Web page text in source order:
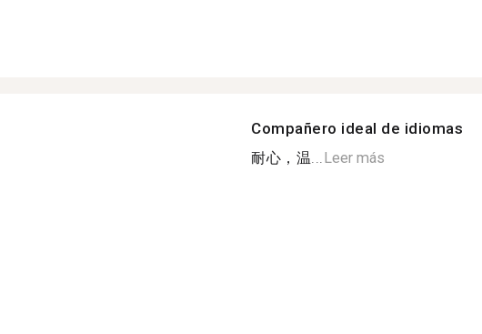
Compañero ideal de idiomas
耐心，温...Leer más